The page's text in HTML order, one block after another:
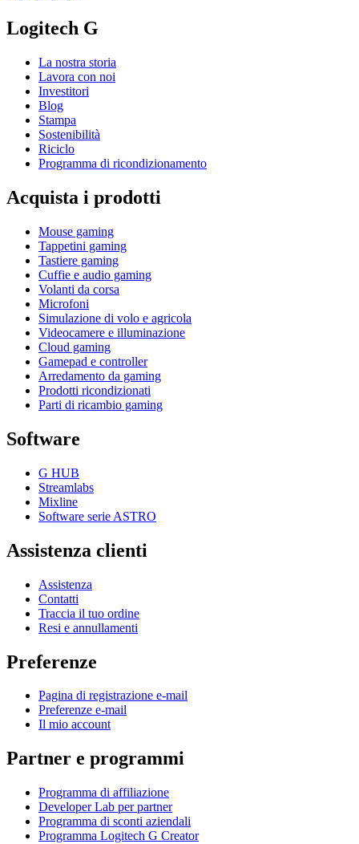
Logitech G
La nostra storia
Lavora con noi
Investitori
Blog
Stampa
Sostenibilità
Riciclo
Programma di ricondizionamento
Acquista i prodotti
Mouse gaming
Tappetini gaming
Tastiere gaming
Cuffie e audio gaming
Volanti da corsa
Microfoni
Simulazione di volo e agricola
Videocamere e illuminazione
Cloud gaming
Gamepad e controller
Arredamento da gaming
Prodotti ricondizionati
Parti di ricambio gaming
Software
G HUB
Streamlabs
Mixline
Software serie ASTRO
Assistenza clienti
Assistenza
Contatti
Traccia il tuo ordine
Resi e annullamenti
Preferenze
Pagina di registrazione e-mail
Preferenze e-mail
Il mio account
Partner e programmi
Programma di affiliazione
Developer Lab per partner
Programma di sconti aziendali
Programma Logitech G Creator